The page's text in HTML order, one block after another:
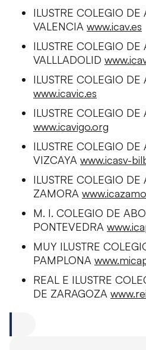
ILUSTRE COLEGIO
VALENCIA www.icav.es
ILUSTRE COLEGIO
VALLLADOLID
ILUSTRE COLEGIO
www.icavic.es
ILUSTRE COLEGIO
www.icavigo.org
ILUSTRE COLEGIO
VIZCAYA www.icasv-
ILUSTRE COLEGIO
ZAMORA
M. I. COLEGIO DE
PONTEVEDRA
MUY ILUSTRE
PAMPLONA
REAL E ILUSTRE
DE ZARAGOZA